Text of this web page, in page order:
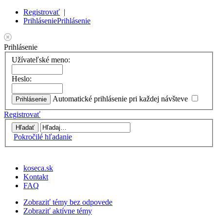
Registrovať |
PrihláseniePrihlásenie
Prihlásenie
Užívateľské meno:
Heslo:
Automatické prihlásenie pri každej návšteve
Registrovať
Pokročilé hľadanie
koseca.sk
Kontakt
FAQ
Zobraziť témy bez odpovede
Zobraziť aktívne témy